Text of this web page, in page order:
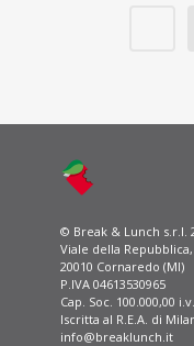
© Break & Lunch s.r.l.
Viale della Repubblica,
20010 Cornaredo (MI)
P.IVA 04613530965
Cap. Soc. 100.000,00 i.v.
Iscritta al R.E.A. di
info@breaklunch.it